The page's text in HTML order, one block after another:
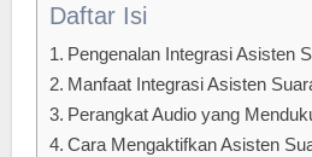
Daftar Isi
Pengenalan Integrasi Asisten
Manfaat Integrasi Asisten
Perangkat Audio yang
Cara Mengaktifkan Asisten